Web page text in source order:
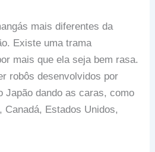
mais diferentes da
Existe uma trama
mais que ela seja bem rasa.
robôs desenvolvidos por
Japão dando as caras, como
Canadá, Estados Unidos,